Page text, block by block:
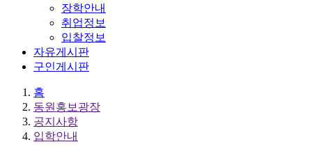
장학안내
취업정보
입찰정보
자유게시판
구인게시판
홈
동원홍보광장
공지사항
입학안내